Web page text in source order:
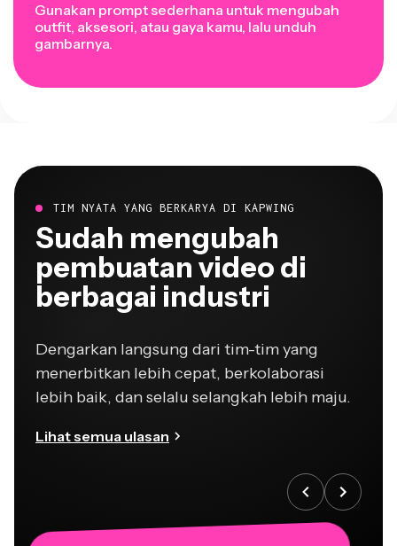
Gunakan prompt sederhana untuk mengubah
outfit, aksesori, atau gaya kamu, lalu unduh
gambarnya.
TIM NYATA YANG BERKARYA DI KAPWING
Sudah mengubah
pembuatan video di
berbagai industri
Dengarkan langsung dari tim-tim yang
menerbitkan lebih cepat, berkolaborasi
lebih baik, dan selalu selangkah lebih maju.
Lihat semua ulasan